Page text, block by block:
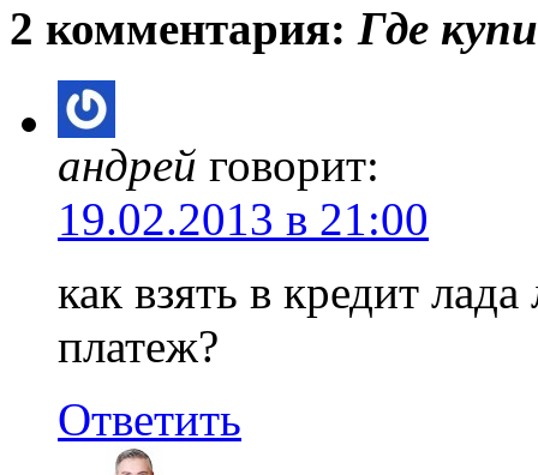
2 комментария: Где
андрей говорит:
19.02.2013 в 21:00
как взять в кредит
платеж?
Ответить